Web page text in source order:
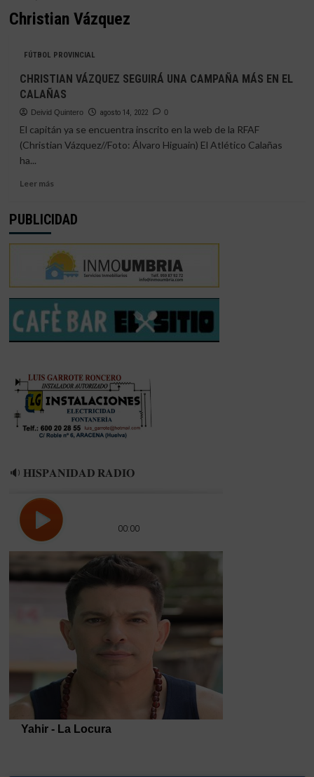
Christian Vázquez
FÚTBOL PROVINCIAL
CHRISTIAN VÁZQUEZ SEGUIRÁ UNA CAMPAÑA MÁS EN EL
CALAÑAS
Deivid Quintero agosto 14, 2022 0
El capitán ya se encuentra inscrito en la web de la RFAF
(Christian Vázquez//Foto: Álvaro Higuain) El Atlético Calañas
ha...
Leer másLeer
CHRISTIAN
SEGUIRÁ
UNA
CAMPAÑA
MÁS
EN
EL
CALAÑAS
PUBLICIDAD
🔉 𝐇𝐈𝐒𝐏𝐀𝐍𝐈𝐃𝐀𝐃 𝐑𝐀𝐃𝐈𝐎